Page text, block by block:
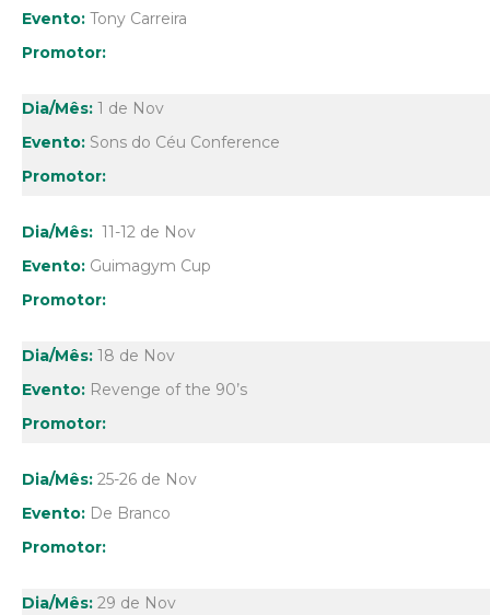
Tony Carreira
1 de Nov
Sons do Céu Conference
11-12 de Nov
Guimagym Cup
18 de Nov
Revenge of the 90’s
25-26 de Nov
De Branco
29 de Nov